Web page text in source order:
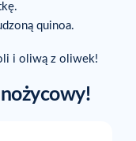
quinoa.
i oliwą z oliwek!